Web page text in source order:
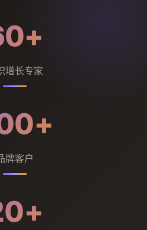
增长专家
牌客户